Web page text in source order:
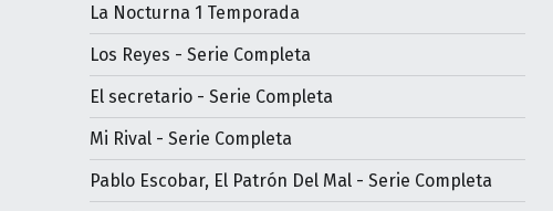
La Nocturna 1 Temporada
Los Reyes - Serie Completa
El secretario - Serie Completa
Mi Rival - Serie Completa
Pablo Escobar, El Patrón Del Mal - Serie Completa